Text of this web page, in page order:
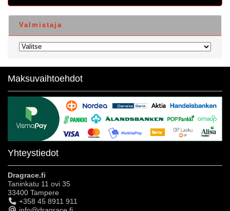
Valmistaja
Maksuvaihtoehdot
Yhteystiedot
Dragrace.fi
Taninkatu 11 ovi 35
33400 Tampere
+358 45 8911 911